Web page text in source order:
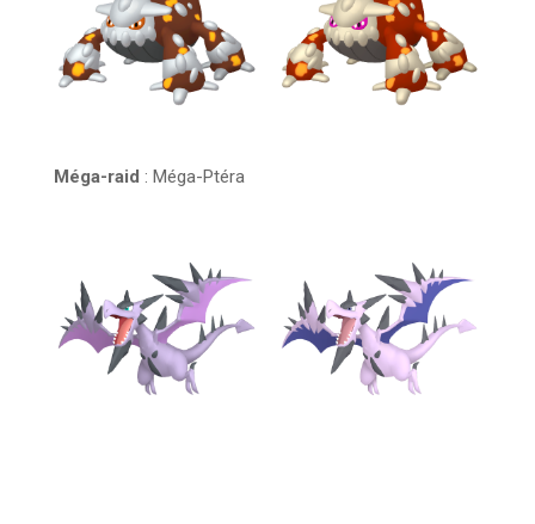
Méga-raid : Méga-Ptéra